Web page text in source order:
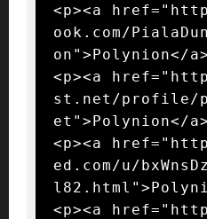
<p><a
ook.com/
on">Polynion</
<p><a
st.net/profile/
et">Polynion</
<p><a
ed.com/u/
<p><a